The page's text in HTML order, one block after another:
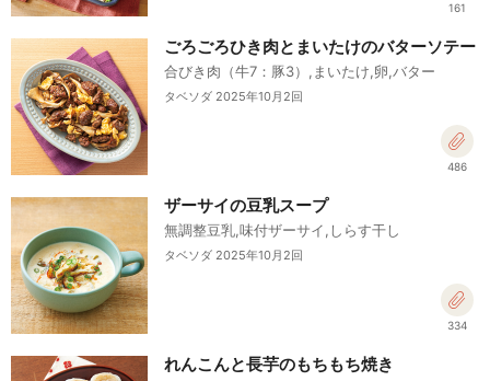
161
ごろごろひき肉とまいたけのバターソテー
合びき肉（牛7：豚3）,まいたけ,卵,バター
タベソダ 2025年10月2回
486
ザーサイの豆乳スープ
無調整豆乳,味付ザーサイ,しらす干し
タベソダ 2025年10月2回
334
れんこんと長芋のもちもち焼き